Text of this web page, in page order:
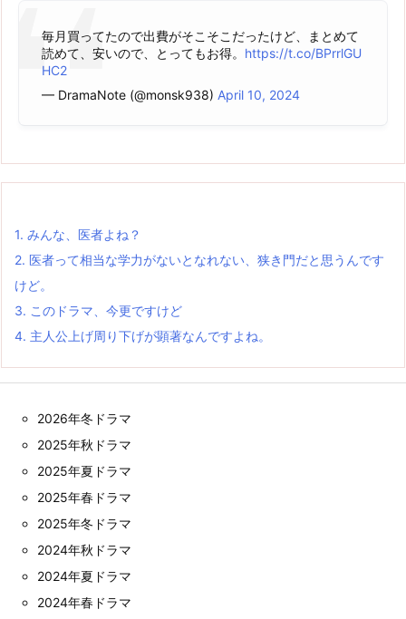
毎月買ってたので出費がそこそこだったけど、まとめて
読めて、安いので、とってもお得。 https://t.co/BPrrlGU
HC2
— DramaNote (@monsk938) April 10, 2024
1. みんな、医者よね？
2. 医者って相当な学力がないとなれない、狭き門だと思うんです
けど。
3. このドラマ、今更ですけど
4. 主人公上げ周り下げが顕著なんですよね。
2026年冬ドラマ
2025年秋ドラマ
2025年夏ドラマ
2025年春ドラマ
2025年冬ドラマ
2024年秋ドラマ
2024年夏ドラマ
2024年春ドラマ